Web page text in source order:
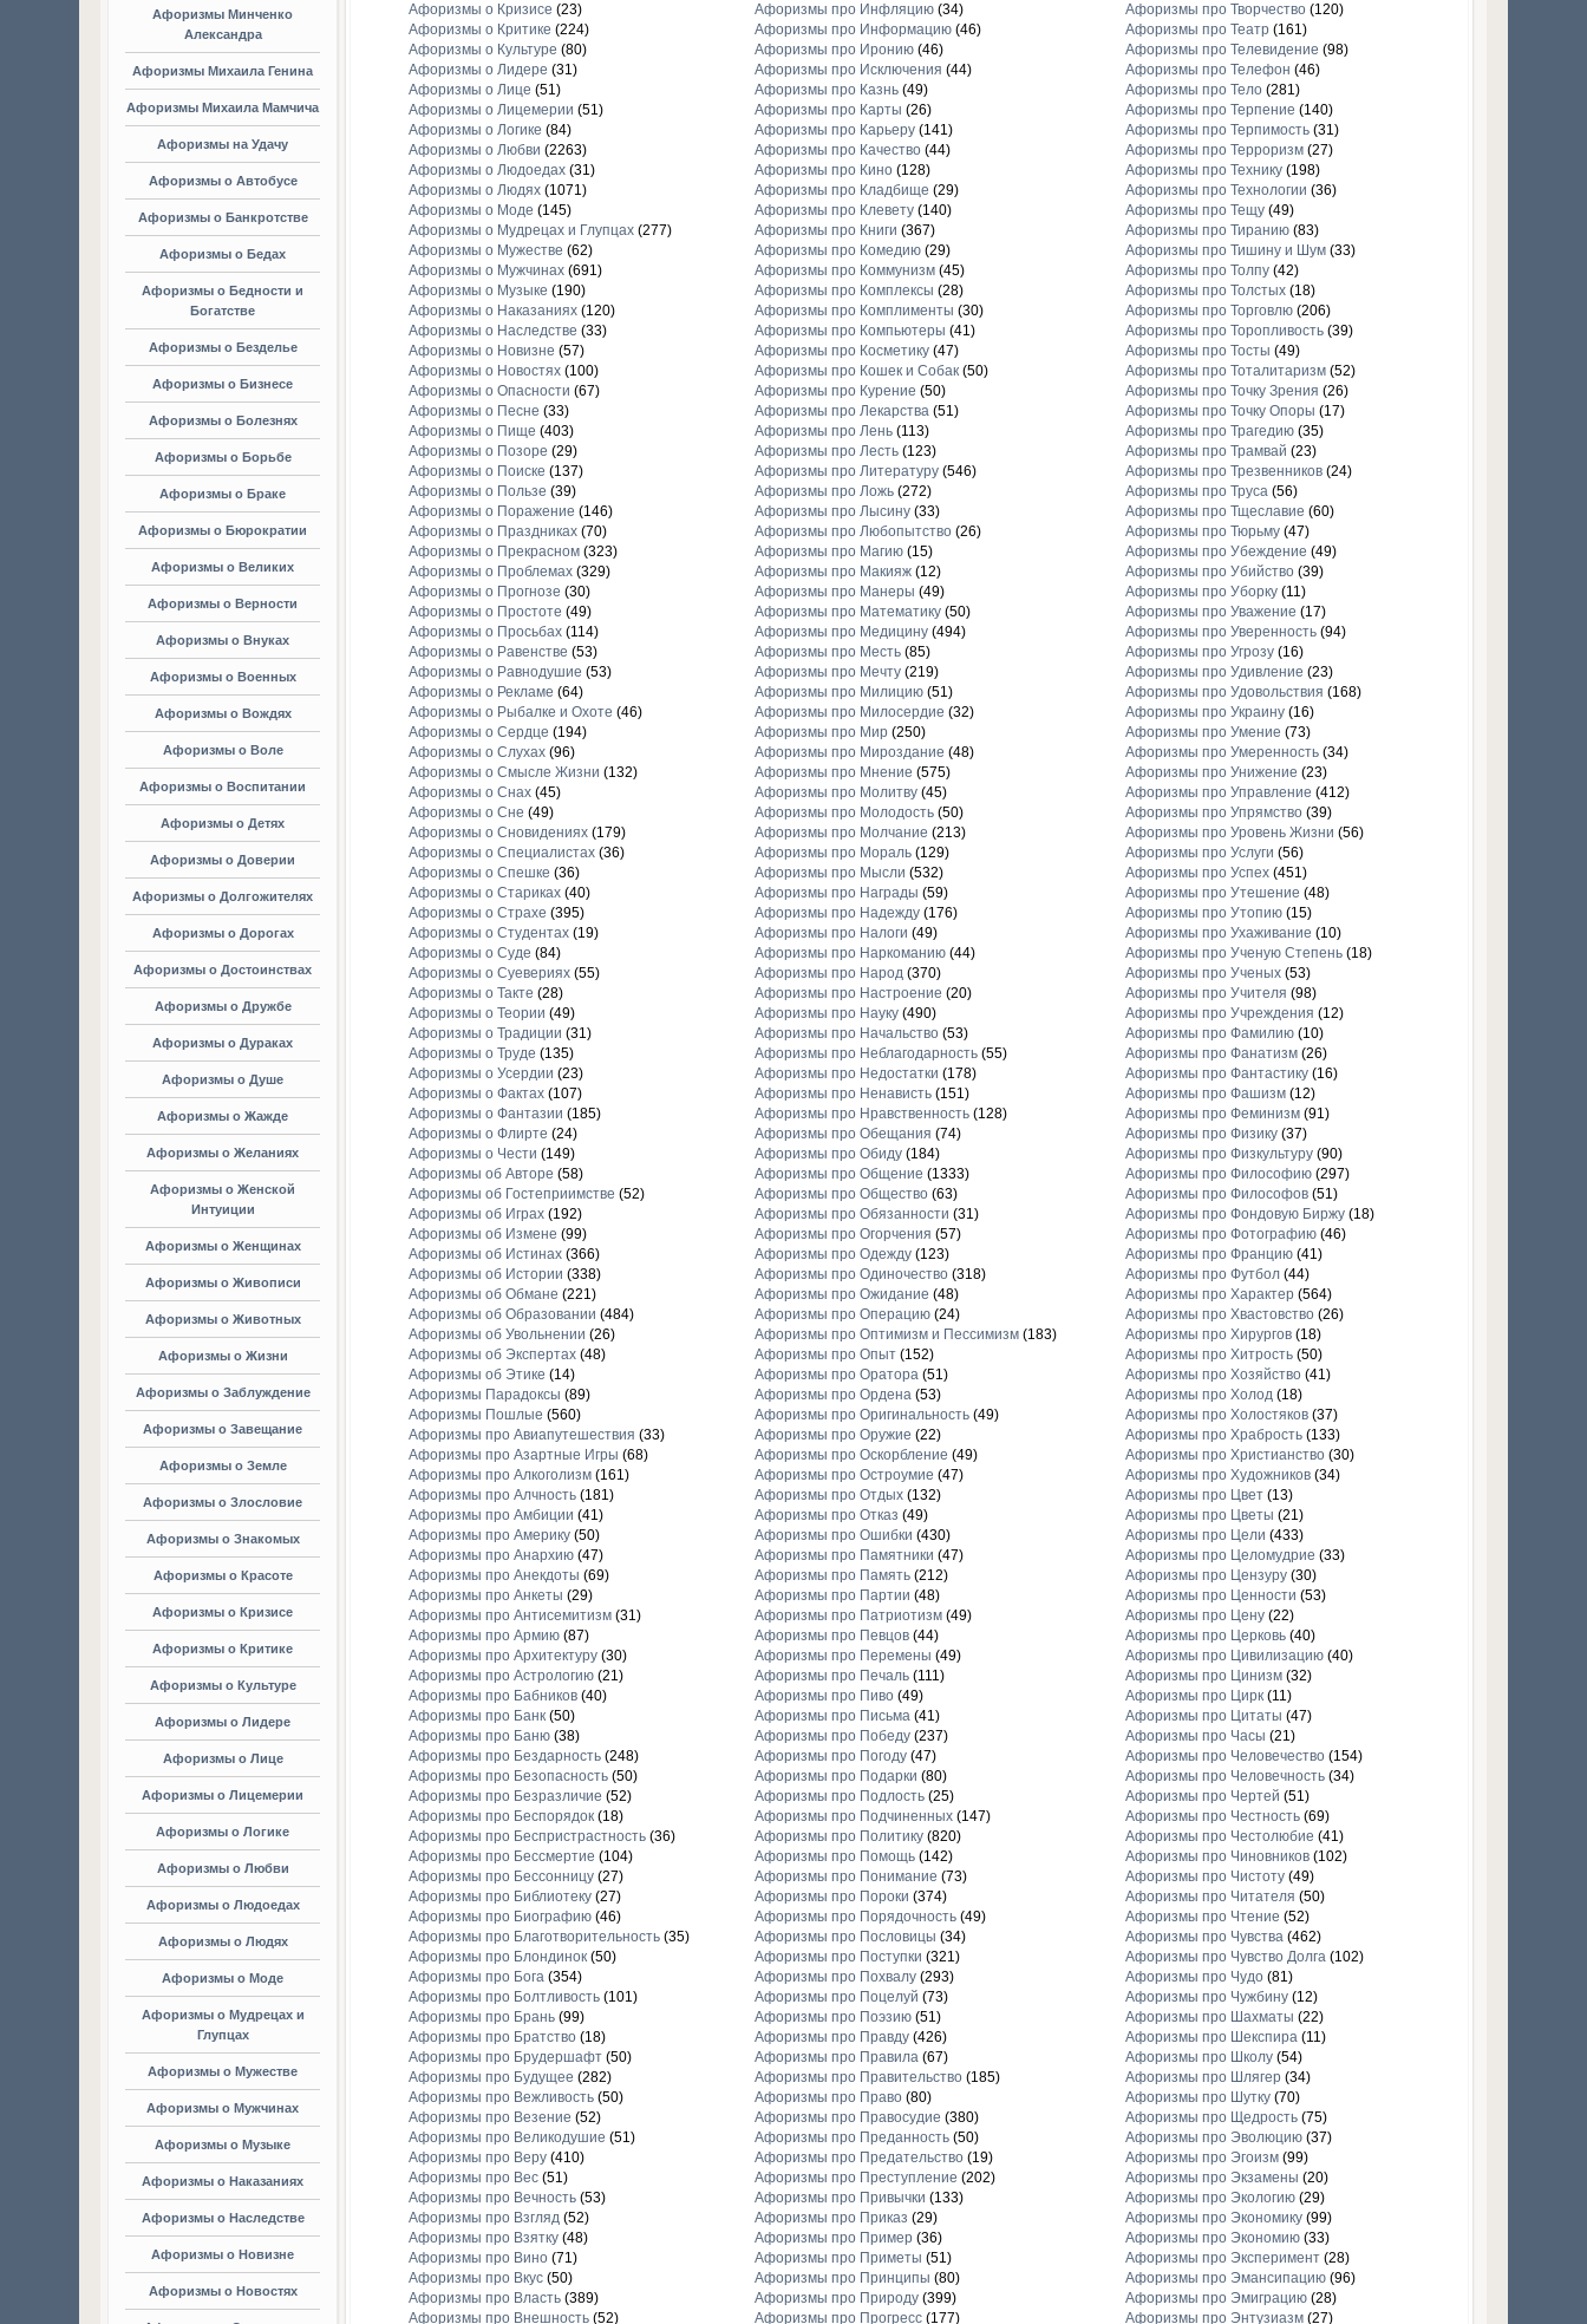
Афоризмы Минченко
Александра
Афоризмы Михаила Генина
Афоризмы Михаила Мамчича
Афоризмы на Удачу
Афоризмы о Автобусе
Афоризмы о Банкротстве
Афоризмы о Бедах
Афоризмы о Бедности и
Богатстве
Афоризмы о Безделье
Афоризмы о Бизнесе
Афоризмы о Болезнях
Афоризмы о Борьбе
Афоризмы о Браке
Афоризмы о Бюрократии
Афоризмы о Великих
Афоризмы о Верности
Афоризмы о Внуках
Афоризмы о Военных
Афоризмы о Вождях
Афоризмы о Воле
Афоризмы о Воспитании
Афоризмы о Детях
Афоризмы о Доверии
Афоризмы о Долгожителях
Афоризмы о Дорогах
Афоризмы о Достоинствах
Афоризмы о Дружбе
Афоризмы о Дураках
Афоризмы о Душе
Афоризмы о Жажде
Афоризмы о Желаниях
Афоризмы о Женской
Интуиции
Афоризмы о Женщинах
Афоризмы о Живописи
Афоризмы о Животных
Афоризмы о Жизни
Афоризмы о Заблуждение
Афоризмы о Завещание
Афоризмы о Земле
Афоризмы о Злословие
Афоризмы о Знакомых
Афоризмы о Красоте
Афоризмы о Кризисе
Афоризмы о Критике
Афоризмы о Культуре
Афоризмы о Лидере
Афоризмы о Лице
Афоризмы о Лицемерии
Афоризмы о Логике
Афоризмы о Любви
Афоризмы о Людоедах
Афоризмы о Людях
Афоризмы о Моде
Афоризмы о Мудрецах и
Глупцах
Афоризмы о Мужестве
Афоризмы о Мужчинах
Афоризмы о Музыке
Афоризмы о Наказаниях
Афоризмы о Наследстве
Афоризмы о Новизне
Афоризмы о Новостях
Афоризмы о Кризисе (23)
Афоризмы о Критике (224)
Афоризмы о Культуре (80)
Афоризмы о Лидере (31)
Афоризмы о Лице (51)
Афоризмы о Лицемерии (51)
Афоризмы о Логике (84)
Афоризмы о Любви (2263)
Афоризмы о Людоедах(31)
Афоризмы о Людях(1071)
Афоризмы о Моде (145)
Афоризмы о Мудрецах и Глупцах(277)
Афоризмы о Мужестве (62)
Афоризмы о Мужчинах(691)
Афоризмы о Музыке (190)
Афоризмы о Наказаниях(120)
Афоризмы о Наследстве (33)
Афоризмы о Новизне (57)
Афоризмы о Новостях(100)
Афоризмы о Опасности (67)
Афоризмы о Песне (33)
Афоризмы о Пище (403)
Афоризмы о Позоре (29)
Афоризмы о Поиске (137)
Афоризмы о Пользе (39)
Афоризмы о Поражение (146)
Афоризмы о Праздниках(70)
Афоризмы о Прекрасном(323)
Афоризмы о Проблемах(329)
Афоризмы о Прогнозе (30)
Афоризмы о Простоте (49)
Афоризмы о Просьбах(114)
Афоризмы о Равенстве (53)
Афоризмы о Равнодушие (53)
Афоризмы о Рекламе (64)
Афоризмы о Рыбалке и Охоте (46)
Афоризмы о Сердце (194)
Афоризмы о Слухах(96)
Афоризмы о Смысле Жизни (132)
Афоризмы о Снах(45)
Афоризмы о Сне (49)
Афоризмы о Сновидениях(179)
Афоризмы о Специалистах(36)
Афоризмы о Спешке (36)
Афоризмы о Стариках(40)
Афоризмы о Страхе (395)
Афоризмы о Студентах(19)
Афоризмы о Суде (84)
Афоризмы о Суевериях(55)
Афоризмы о Такте (28)
Афоризмы о Теории (49)
Афоризмы о Традиции (31)
Афоризмы о Труде (135)
Афоризмы о Усердии (23)
Афоризмы о Фактах(107)
Афоризмы о Фантазии (185)
Афоризмы о Флирте (24)
Афоризмы о Чести (149)
Афоризмы об Авторе (58)
Афоризмы об Гостеприимстве (52)
Афоризмы об Играх(192)
Афоризмы об Измене (99)
Афоризмы об Истинах(366)
Афоризмы об Истории (338)
Афоризмы об Обмане (221)
Афоризмы об Образовании (484)
Афоризмы об Увольнении (26)
Афоризмы об Экспертах(48)
Афоризмы об Этике (14)
Афоризмы Парадоксы (89)
Афоризмы Пошлые (560)
Афоризмы про Авиапутешествия (33)
Афоризмы про Азартные Игры (68)
Афоризмы про Алкоголизм(161)
Афоризмы про Алчность(181)
Афоризмы про Амбиции (41)
Афоризмы про Америку(50)
Афоризмы про Анархию(47)
Афоризмы про Анекдоты (69)
Афоризмы про Анкеты (29)
Афоризмы про Антисемитизм(31)
Афоризмы про Армию(87)
Афоризмы про Архитектуру(30)
Афоризмы про Астрологию(21)
Афоризмы про Бабников(40)
Афоризмы про Банк(50)
Афоризмы про Баню(38)
Афоризмы про Бездарность(248)
Афоризмы про Безопасность(50)
Афоризмы про Безразличие (52)
Афоризмы про Беспорядок(18)
Афоризмы про Беспристрастность(36)
Афоризмы про Бессмертие (104)
Афоризмы про Бессонницу(27)
Афоризмы про Библиотеку(27)
Афоризмы про Биографию(46)
Афоризмы про Благотворительность(35)
Афоризмы про Блондинок(50)
Афоризмы про Бога(354)
Афоризмы про Болтливость(101)
Афоризмы про Брань(99)
Афоризмы про Братство(18)
Афоризмы про Брудершафт(50)
Афоризмы про Будущее (282)
Афоризмы про Вежливость(50)
Афоризмы про Везение (52)
Афоризмы про Великодушие (51)
Афоризмы про Веру(410)
Афоризмы про Вес(51)
Афоризмы про Вечность(53)
Афоризмы про Взгляд(52)
Афоризмы про Взятку(48)
Афоризмы про Вино(71)
Афоризмы про Вкус(50)
Афоризмы про Власть(389)
Афоризмы про Внешность(52)
Афоризмы про Инфляцию(34)
Афоризмы про Информацию(46)
Афоризмы про Иронию(46)
Афоризмы про Исключения (44)
Афоризмы про Казнь(49)
Афоризмы про Карты (26)
Афоризмы про Карьеру(141)
Афоризмы про Качество(44)
Афоризмы про Кино(128)
Афоризмы про Кладбище (29)
Афоризмы про Клевету(140)
Афоризмы про Книги (367)
Афоризмы про Комедию(29)
Афоризмы про Коммунизм(45)
Афоризмы про Комплексы (28)
Афоризмы про Комплименты (30)
Афоризмы про Компьютеры (41)
Афоризмы про Косметику(47)
Афоризмы про Кошек и Собак(50)
Афоризмы про Курение (50)
Афоризмы про Лекарства(51)
Афоризмы про Лень(113)
Афоризмы про Лесть(123)
Афоризмы про Литературу(546)
Афоризмы про Ложь(272)
Афоризмы про Лысину(33)
Афоризмы про Любопытство(26)
Афоризмы про Магию(15)
Афоризмы про Макияж(12)
Афоризмы про Манеры (49)
Афоризмы про Математику(50)
Афоризмы про Медицину(494)
Афоризмы про Месть(85)
Афоризмы про Мечту(219)
Афоризмы про Милицию(51)
Афоризмы про Милосердие (32)
Афоризмы про Мир(250)
Афоризмы про Мироздание (48)
Афоризмы про Мнение (575)
Афоризмы про Молитву(45)
Афоризмы про Молодость(50)
Афоризмы про Молчание (213)
Афоризмы про Мораль(129)
Афоризмы про Мысли (532)
Афоризмы про Награды (59)
Афоризмы про Надежду(176)
Афоризмы про Налоги (49)
Афоризмы про Наркоманию(44)
Афоризмы про Народ(370)
Афоризмы про Настроение (20)
Афоризмы про Науку(490)
Афоризмы про Начальство(53)
Афоризмы про Неблагодарность(55)
Афоризмы про Недостатки (178)
Афоризмы про Ненависть(151)
Афоризмы про Нравственность(128)
Афоризмы про Обещания (74)
Афоризмы про Обиду(184)
Афоризмы про Общение (1333)
Афоризмы про Общество(63)
Афоризмы про Обязанности (31)
Афоризмы про Огорчения (57)
Афоризмы про Одежду(123)
Афоризмы про Одиночество(318)
Афоризмы про Ожидание (48)
Афоризмы про Операцию(24)
Афоризмы про Оптимизм и Пессимизм(183)
Афоризмы про Опыт(152)
Афоризмы про Оратора(51)
Афоризмы про Ордена(53)
Афоризмы про Оригинальность(49)
Афоризмы про Оружие (22)
Афоризмы про Оскорбление (49)
Афоризмы про Остроумие (47)
Афоризмы про Отдых(132)
Афоризмы про Отказ (49)
Афоризмы про Ошибки (430)
Афоризмы про Памятники (47)
Афоризмы про Память(212)
Афоризмы про Партии (48)
Афоризмы про Патриотизм(49)
Афоризмы про Певцов(44)
Афоризмы про Перемены (49)
Афоризмы про Печаль(111)
Афоризмы про Пиво(49)
Афоризмы про Письма(41)
Афоризмы про Победу(237)
Афоризмы про Погоду(47)
Афоризмы про Подарки (80)
Афоризмы про Подлость(25)
Афоризмы про Подчиненных(147)
Афоризмы про Политику(820)
Афоризмы про Помощь(142)
Афоризмы про Понимание (73)
Афоризмы про Пороки (374)
Афоризмы про Порядочность(49)
Афоризмы про Пословицы (34)
Афоризмы про Поступки (321)
Афоризмы про Похвалу(293)
Афоризмы про Поцелуй (73)
Афоризмы про Поэзию(51)
Афоризмы про Правду(426)
Афоризмы про Правила(67)
Афоризмы про Правительство(185)
Афоризмы про Право(80)
Афоризмы про Правосудие (380)
Афоризмы про Преданность(50)
Афоризмы про Предательство(19)
Афоризмы про Преступление (202)
Афоризмы про Привычки (133)
Афоризмы про Приказ (29)
Афоризмы про Пример(36)
Афоризмы про Приметы (51)
Афоризмы про Принципы (80)
Афоризмы про Природу(399)
Афоризмы про Прогресс(177)
Афоризмы про Творчество(120)
Афоризмы про Театр(161)
Афоризмы про Телевидение (98)
Афоризмы про Телефон (46)
Афоризмы про Тело(281)
Афоризмы про Терпение (140)
Афоризмы про Терпимость(31)
Афоризмы про Терроризм(27)
Афоризмы про Технику(198)
Афоризмы про Технологии (36)
Афоризмы про Тещу(49)
Афоризмы про Тиранию(83)
Афоризмы про Тишину и Шум(33)
Афоризмы про Толпу(42)
Афоризмы про Толстых(18)
Афоризмы про Торговлю(206)
Афоризмы про Торопливость(39)
Афоризмы про Тосты (49)
Афоризмы про Тоталитаризм(52)
Афоризмы про Точку Зрения (26)
Афоризмы про Точку Опоры (17)
Афоризмы про Трагедию(35)
Афоризмы про Трамвай (23)
Афоризмы про Трезвенников(24)
Афоризмы про Труса(56)
Афоризмы про Тщеславие (60)
Афоризмы про Тюрьму(47)
Афоризмы про Убеждение (49)
Афоризмы про Убийство(39)
Афоризмы про Уборку(11)
Афоризмы про Уважение (17)
Афоризмы про Уверенность(94)
Афоризмы про Угрозу(16)
Афоризмы про Удивление (23)
Афоризмы про Удовольствия (168)
Афоризмы про Украину(16)
Афоризмы про Умение (73)
Афоризмы про Умеренность(34)
Афоризмы про Унижение (23)
Афоризмы про Управление (412)
Афоризмы про Упрямство(39)
Афоризмы про Уровень Жизни (56)
Афоризмы про Услуги (56)
Афоризмы про Успех(451)
Афоризмы про Утешение (48)
Афоризмы про Утопию(15)
Афоризмы про Ухаживание (10)
Афоризмы про Ученую Степень(18)
Афоризмы про Ученых(53)
Афоризмы про Учителя (98)
Афоризмы про Учреждения (12)
Афоризмы про Фамилию(10)
Афоризмы про Фанатизм(26)
Афоризмы про Фантастику(16)
Афоризмы про Фашизм(12)
Афоризмы про Феминизм(91)
Афоризмы про Физику(37)
Афоризмы про Физкультуру(90)
Афоризмы про Философию(297)
Афоризмы про Философов(51)
Афоризмы про Фондовую Биржу(18)
Афоризмы про Фотографию(46)
Афоризмы про Францию(41)
Афоризмы про Футбол(44)
Афоризмы про Характер(564)
Афоризмы про Хвастовство(26)
Афоризмы про Хирургов(18)
Афоризмы про Хитрость(50)
Афоризмы про Хозяйство(41)
Афоризмы про Холод(18)
Афоризмы про Холостяков(37)
Афоризмы про Храбрость(133)
Афоризмы про Христианство(30)
Афоризмы про Художников(34)
Афоризмы про Цвет(13)
Афоризмы про Цветы (21)
Афоризмы про Цели (433)
Афоризмы про Целомудрие (33)
Афоризмы про Цензуру(30)
Афоризмы про Ценности (53)
Афоризмы про Цену(22)
Афоризмы про Церковь(40)
Афоризмы про Цивилизацию(40)
Афоризмы про Цинизм(32)
Афоризмы про Цирк(11)
Афоризмы про Цитаты (47)
Афоризмы про Часы (21)
Афоризмы про Человечество(154)
Афоризмы про Человечность(34)
Афоризмы про Чертей (51)
Афоризмы про Честность(69)
Афоризмы про Честолюбие (41)
Афоризмы про Чиновников(102)
Афоризмы про Чистоту(49)
Афоризмы про Читателя (50)
Афоризмы про Чтение (52)
Афоризмы про Чувства(462)
Афоризмы про Чувство Долга(102)
Афоризмы про Чудо(81)
Афоризмы про Чужбину(12)
Афоризмы про Шахматы (22)
Афоризмы про Шекспира(11)
Афоризмы про Школу(54)
Афоризмы про Шлягер(34)
Афоризмы про Шутку(70)
Афоризмы про Щедрость(75)
Афоризмы про Эволюцию(37)
Афоризмы про Эгоизм(99)
Афоризмы про Экзамены (20)
Афоризмы про Экологию(29)
Афоризмы про Экономику(99)
Афоризмы про Экономию(33)
Афоризмы про Эксперимент(28)
Афоризмы про Эмансипацию(96)
Афоризмы про Эмиграцию(28)
Афоризмы про Энтузиазм(27)